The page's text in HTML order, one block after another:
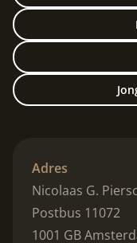
Adres
Nicolaas G.
Postbus 11072
1001 GB